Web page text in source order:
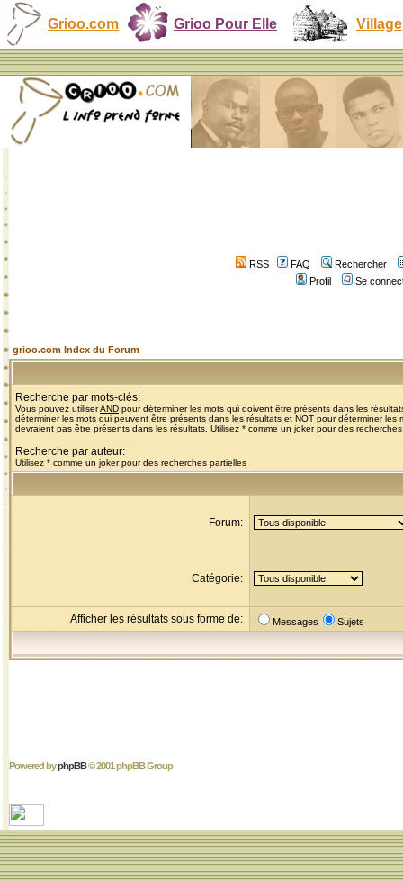
Grioo.com Grioo Pour Elle Village
RSS FAQ
Rechercher
Profil
Se
grioo.com Index du Forum
Recherche par mots-clés:
Vous pouvez utiliserAND pour déterminer les mots qui doivent être présents dans les
déterminer les mots qui peuvent être présents dans les résultats et NOT pour déterminer les
devraient pas être présents dans les résultats. Utilisez * comme un joker pour des
Recherche par auteur:
Utilisez * comme un joker pour des recherches partielles
Forum:
Catégorie:
Afficher les résultats sous forme de: Messages Sujets
Powered byphpBB© 2001 phpBB Group